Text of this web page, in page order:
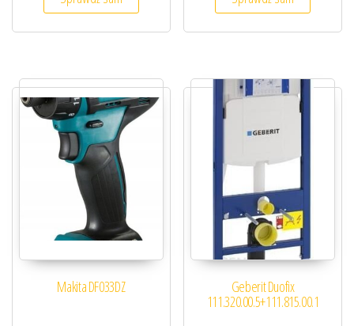
Makita DF033DZ Geberit Duofix
111.320.00.5+111.815.00.1